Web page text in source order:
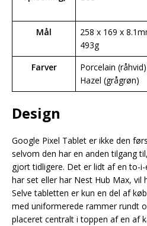
Mål
258 x 169 x
493g
Farver
Porcelain
Hazel (grågrøn)
Design
Google Pixel Tablet er ikke den
selvom den har en anden tilgang
gjort tidligere. Det er lidt af en to-
har set eller har Nest Hub Max, vil
Selve tabletten er kun en del af
med uniformerede rammer rundt
placeret centralt i toppen af en af